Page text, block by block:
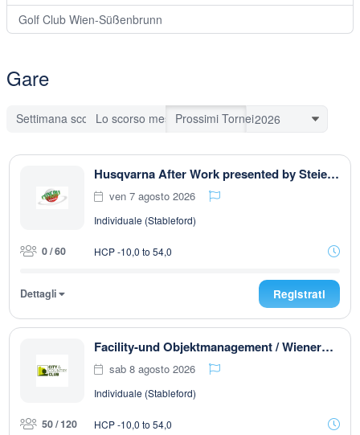
Golf Club Wien-Süßenbrunn
Gare
Settimana scorsaLo scorso meseProssimi Tornei
Husqvarna After Work presented by Steiermark GOLF CARD 2026
ven 7 agosto 2026
Individuale (Stableford)
0 / 60 HCP -10,0 to 54,0
Dettagli Registrati
Facility-und Objektmanagement / Wienerberg Open
sab 8 agosto 2026
Individuale (Stableford)
50 / 120 HCP -10,0 to 54,0